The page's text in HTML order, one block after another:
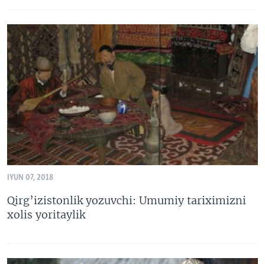
IYUN 07, 2018
Qirg’izistonlik yozuvchi: Umumiy tariximizni
xolis yoritaylik